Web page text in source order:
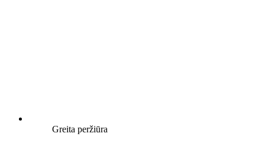
Greita peržiūra